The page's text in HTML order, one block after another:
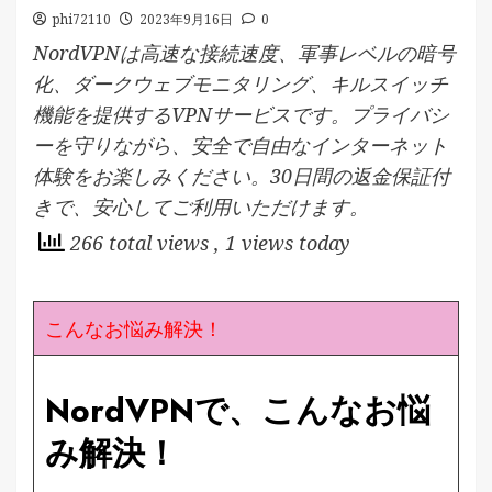
phi72110 2023年9月16日 0
NordVPNは高速な接続速度、軍事レベルの暗号
化、ダークウェブモニタリング、キルスイッチ
機能を提供するVPNサービスです。プライバシ
ーを守りながら、安全で自由なインターネット
体験をお楽しみください。30日間の返金保証付
きで、安心してご利用いただけます。
266 total views , 1 views today
こんなお悩み解決！
NordVPNで、こんなお悩
み解決！